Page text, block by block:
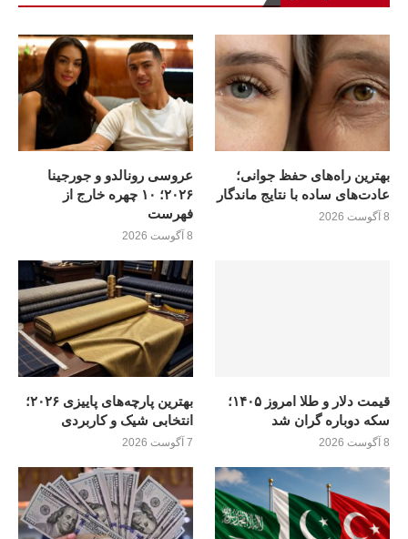
بهترین راه‌های حفظ جوانی؛
عادت‌های ساده با نتایج ماندگار
8 آگوست 2026
عروسی رونالدو و جورجینا
۲۰۲۶؛ ۱۰ چهره خارج از
فهرست
8 آگوست 2026
قیمت دلار و طلا امروز ۱۴۰۵؛
سکه دوباره گران شد
8 آگوست 2026
بهترین پارچه‌های پاییزی ۲۰۲۶؛
انتخابی شیک و کاربردی
7 آگوست 2026